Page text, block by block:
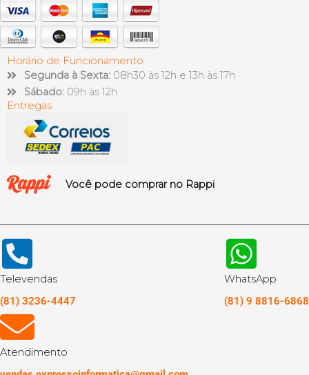
Horário de Funcionamento
Segunda à Sexta: 08h30 às 12h e 13h às 17h
Sábado: 09h às 12h
Entregas
Você pode comprar no Rappi
Televendas
(81) 3236-4447
WhatsApp
(81) 9 8816-6868
Atendimento